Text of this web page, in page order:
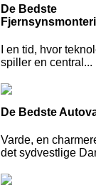
De Bedste
I en tid, hvor
spiller en central...
De Bedste
Varde, en
det sydvestlige